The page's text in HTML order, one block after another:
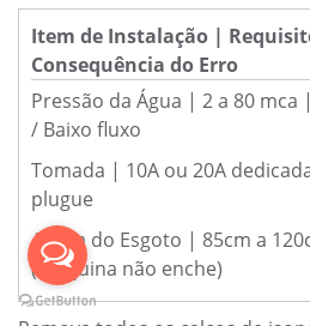
Item de Instalação |
Consequência do Erro
Pressão da Água | 2 a 80
/ Baixo fluxo
Tomada | 10A ou 20A
plugue
Altura do Esgoto | 85cm a
(máquina não enche)